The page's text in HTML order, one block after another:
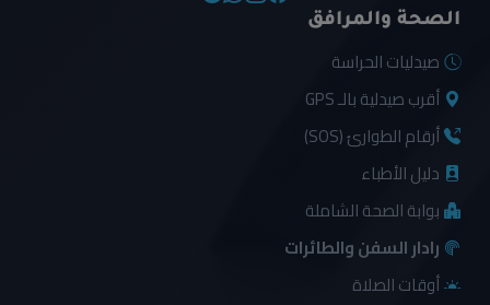
الصحة والمرافق
صيدليات الحراسة
أقرب صيدلية بالـ GPS
أرقام الطوارئ (SOS)
دليل الأطباء
بوابة الصحة الشاملة
رادار السفن والطائرات
أوقات الصلاة